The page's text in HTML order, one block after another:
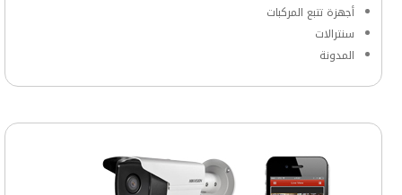
أجهزة تتبع المركبات
سنترالات
المدونة